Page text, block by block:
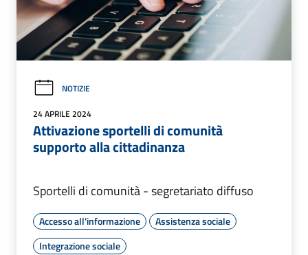
NOTIZIE
24 APRILE 2024
Attivazione sportelli di comunità
supporto alla cittadinanza
Sportelli di comunità - segretariato diffuso
Accesso all'informazione
Assistenza sociale
Integrazione sociale